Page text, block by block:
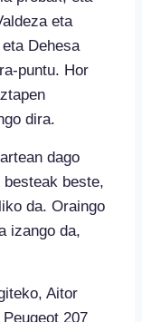
eta
Dehesa
puntu. Hor
dira.
dago
beste,
da. Oraingo
izango da,
Aitor
207